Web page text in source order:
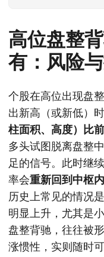
高位盘整
有：风险
个股在高位出现盘
出新高（或新低）时
柱面积、高度）比
多头试图脱离盘整
足的信号。此时继
率会重新回到中枢
历史上常见的情况
明显上升，尤其是
盘整背驰，往往被
涨惯性，实则随时可